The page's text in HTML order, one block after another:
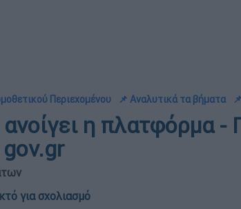
Περιεχομένου 📌 Αναλυτικά τα βήματα
η πλατφόρμα
για σχολιασμό